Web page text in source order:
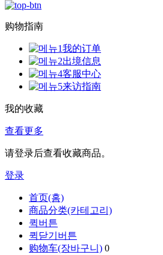
购物指南
我的订单
出境信息
客服中心
来访指南
我的收藏
查看更多
请登录后查看收藏商品。
登录
首页(홈)
商品分类(카테고리)
퀵버튼
퀵닫기버튼
购物车(장바구니) 0